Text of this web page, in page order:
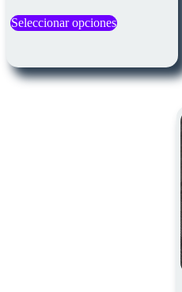
Seleccionar opcionesproducto
variantes.
Las